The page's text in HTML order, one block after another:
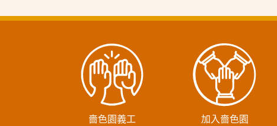
嗇色園義工 加入嗇色園